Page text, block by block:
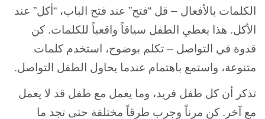
الكلمات بالأفعال – قل “فتح” عند فتح الباب، “أكل” عند
الأكل. هذا يعطي الطفل سياقاً واقعياً للكلمات. كن
قدوة في التواصل – تكلم بوضوح، استخدم كلمات
متنوعة، واستمع باهتمام عندما يحاول الطفل التواصل.
تذكر أن كل طفل فريد، وما يعمل مع طفل قد لا يعمل
مع آخر. كن مرناً وجرب طرقاً مختلفة حتى تجد ما